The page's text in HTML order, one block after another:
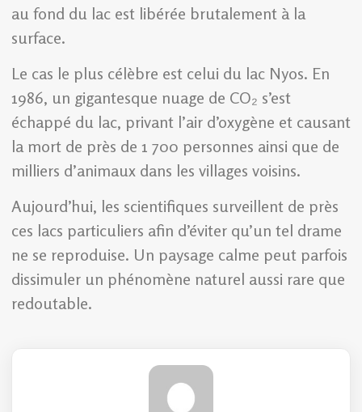
au fond du lac est libérée brutalement à la
surface.
Le cas le plus célèbre est celui du lac Nyos. En
1986, un gigantesque nuage de CO₂ s’est
échappé du lac, privant l’air d’oxygène et causant
la mort de près de 1 700 personnes ainsi que de
milliers d’animaux dans les villages voisins.
Aujourd’hui, les scientifiques surveillent de près
ces lacs particuliers afin d’éviter qu’un tel drame
ne se reproduise. Un paysage calme peut parfois
dissimuler un phénomène naturel aussi rare que
redoutable.